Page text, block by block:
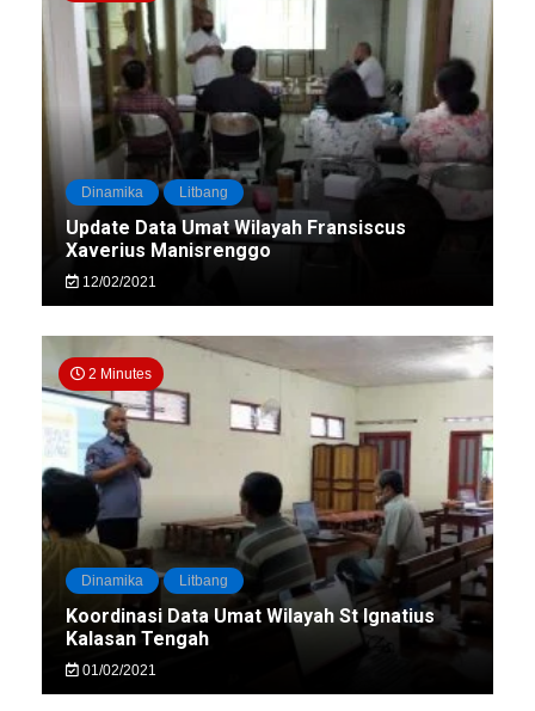
Dinamika Litbang
Update Data Umat Wilayah Fransiscus
Xaverius Manisrenggo
12/02/2021
2 Minutes
Dinamika Litbang
Koordinasi Data Umat Wilayah St Ignatius
Kalasan Tengah
01/02/2021